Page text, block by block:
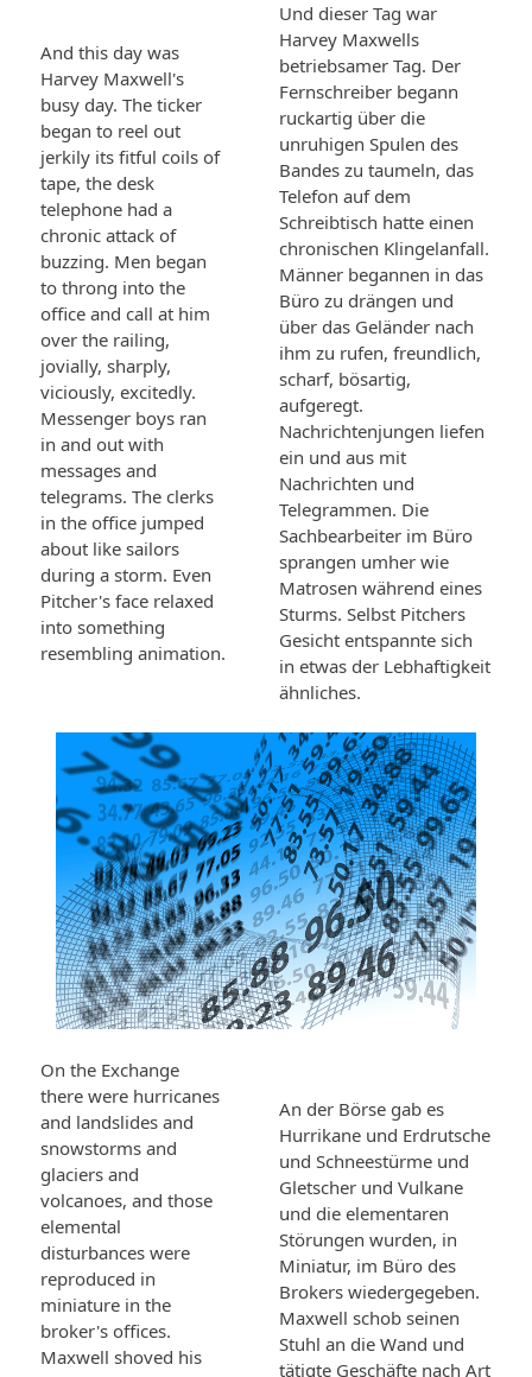
And this day was
Harvey Maxwell's
busy day. The ticker
began to reel out
jerkily its fitful coils of
tape, the desk
telephone had a
chronic attack of
buzzing. Men began
to throng into the
office and call at him
over the railing,
jovially, sharply,
viciously, excitedly.
Messenger boys ran
in and out with
messages and
telegrams. The clerks
in the office jumped
about like sailors
during a storm. Even
Pitcher's face relaxed
into something
resembling animation.
Und dieser Tag war
Harvey Maxwells
betriebsamer Tag. Der
Fernschreiber begann
ruckartig über die
unruhigen Spulen des
Bandes zu taumeln, das
Telefon auf dem
Schreibtisch hatte einen
chronischen Klingelanfall.
Männer begannen in das
Büro zu drängen und
über das Geländer nach
ihm zu rufen, freundlich,
scharf, bösartig,
aufgeregt.
Nachrichtenjungen liefen
ein und aus mit
Nachrichten und
Telegrammen. Die
Sachbearbeiter im Büro
sprangen umher wie
Matrosen während eines
Sturms. Selbst Pitchers
Gesicht entspannte sich
in etwas der Lebhaftigkeit
ähnliches.
On the Exchange
there were hurricanes
and landslides and
snowstorms and
glaciers and
volcanoes, and those
elemental
disturbances were
reproduced in
miniature in the
broker's offices.
Maxwell shoved his
An der Börse gab es
Hurrikane und Erdrutsche
und Schneestürme und
Gletscher und Vulkane
und die elementaren
Störungen wurden, in
Miniatur, im Büro des
Brokers wiedergegeben.
Maxwell schob seinen
Stuhl an die Wand und
tätigte Geschäfte nach Art